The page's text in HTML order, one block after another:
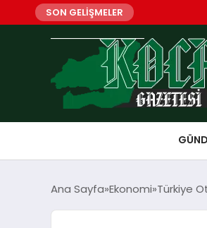
SON GELİŞMELER
Ana Sayfa Ekonomi Türkiye